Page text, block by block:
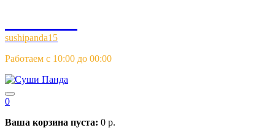
sushipanda15
Работаем с 10:00 до 00:00
0
Ваша корзина пуста: 0 р.